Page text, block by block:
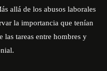
allá de los abusos laborales
la importancia que tenían
tareas entre hombres y